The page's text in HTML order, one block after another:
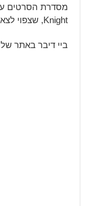
Knight, שצפוי לצאת בקיץ הזה.
ביי דיבר באתר